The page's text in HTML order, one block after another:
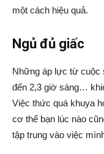
một cách hiệu quả.
Ngủ đủ giấc
Những áp lực từ cuộc
đến 2,3 giờ sáng…
Việc thức quá khuya
cơ thể bạn lúc nào
tập trung vào việc